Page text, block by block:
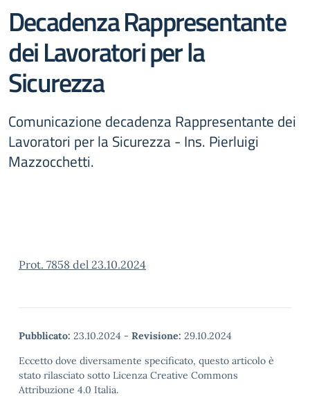
Decadenza Rappresentante
dei Lavoratori per la
Sicurezza
Comunicazione decadenza Rappresentante dei
Lavoratori per la Sicurezza - Ins. Pierluigi
Mazzocchetti.
Prot. 7858 del 23.10.2024
Pubblicato: 23.10.2024 - Revisione: 29.10.2024
Eccetto dove diversamente specificato, questo articolo è
stato rilasciato sotto Licenza Creative Commons
Attribuzione 4.0 Italia.